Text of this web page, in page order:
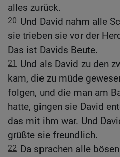
alles zurück.
20 Und David nahm alle
sie trieben sie vor der
Das ist Davids Beute.
21
Und als David zu den
kam, die zu müde
folgen, und die man am
hatte, gingen sie David
das mit ihm war. Und
grüßte sie freundlich.
22 Da sprachen alle